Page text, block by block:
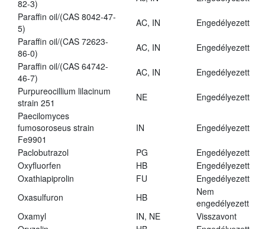
82-3)
Paraffin oil/(CAS 8042-47-
5)
AC, IN
Engedélyezett
Paraffin oil/(CAS 72623-
86-0)
AC, IN
Engedélyezett
Paraffin oil/(CAS 64742-
46-7)
AC, IN
Engedélyezett
Purpureocillium lilacinum
strain 251
NE
Engedélyezett
Paecilomyces
fumosoroseus strain
Fe9901
IN Engedélyezett
Paclobutrazol PG
Engedélyezett
Oxyfluorfen
HB
Engedélyezett
Oxathiapiprolin
FU
Engedélyezett
Oxasulfuron
HB
Nem
engedélyezett
Oxamyl
IN, NE
Visszavont